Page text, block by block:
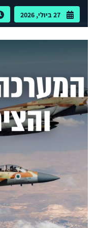
27 ביולי, 2026